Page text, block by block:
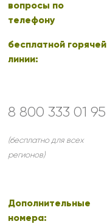
вопросы по
телефону
бесплатной горячей
линии:
8 800 333 01 95
(бесплатно для всех
регионов)
Дополнительные
номера: